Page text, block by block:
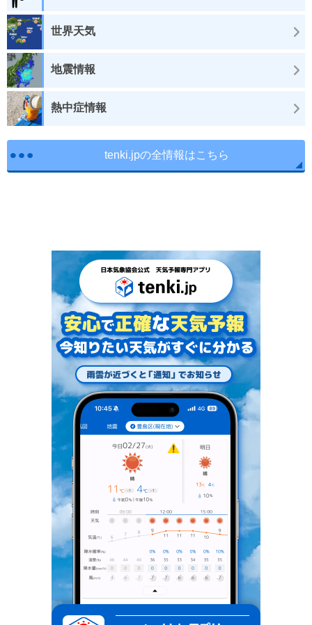
世界天気
地震情報
熱中症情報
tenki.jpの全情報はこちら